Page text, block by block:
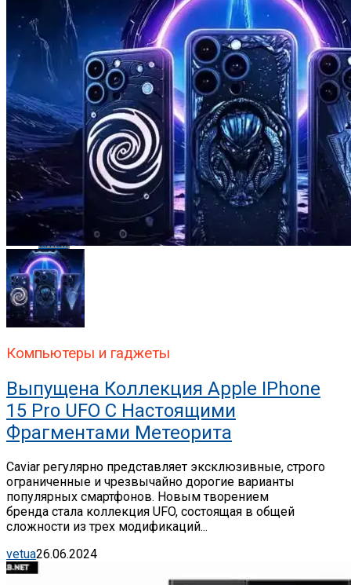
Flipboard
Reddit
Pinterest
Whatsapp
Whatsapp
Email
Компьютеры и гаджеты
Выпущена Коллекция Apple IPhone
15 Pro UFO С Настоящими
Фрагментами Метеорита
Caviar регулярно представляет эксклюзивные, строго
ограниченные и чрезвычайно дорогие варианты
популярных смартфонов. Новым творением
бренда стала коллекция UFO, состоящая в общей
сложности из трех модификаций...
vetua26.06.2024